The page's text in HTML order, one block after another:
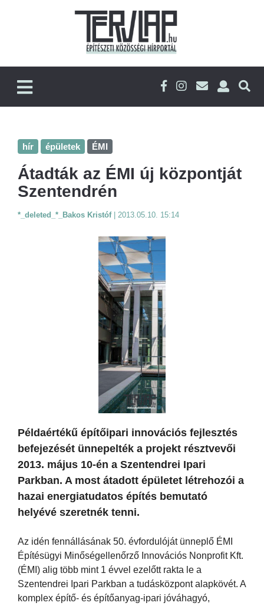
hír épületek ÉMI
Átadták az ÉMI új központját
Szentendrén
*_deleted_*_Bakos Kristóf 2013.05.10. 15:14
Példaértékű építőipari innovációs fejlesztés
befejezését ünnepelték a projekt résztvevői
2013. május 10-én a Szentendrei Ipari
Parkban. A most átadott épületet létrehozói a
hazai energiatudatos építés bemutató
helyévé szeretnék tenni.
Az idén fennállásának 50. évfordulóját ünneplő ÉMI
Építésügyi Minőségellenőrző Innovációs Nonprofit Kft.
(ÉMI) alig több mint 1 évvel ezelőtt rakta le a
Szentendrei Ipari Parkban a tudásközpont alapkövét. A
komplex építő- és építőanyag-ipari jóváhagyó,